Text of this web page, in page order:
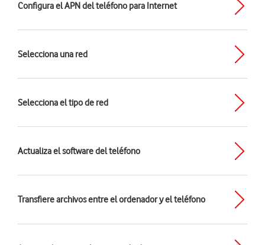
Configura el APN del teléfono para Internet
Selecciona una red
Selecciona el tipo de red
Actualiza el software del teléfono
Transfiere archivos entre el ordenador y el teléfono